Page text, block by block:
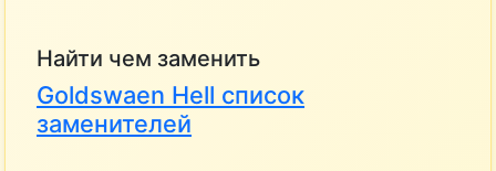
Найти чем заменить
Goldswaen Hell список
заменителей